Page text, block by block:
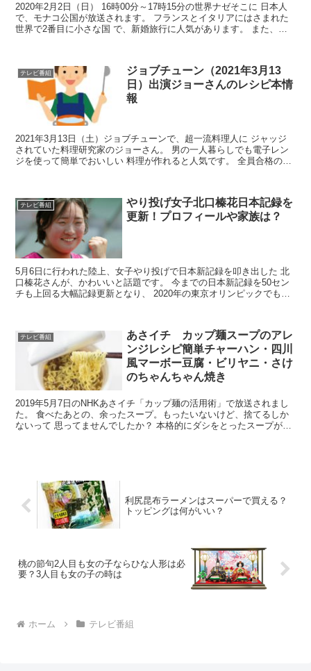
2020年2月2日（日） 16時00分～17時15分の世界ナゼそこに 日本人
で、モナコ公国が放送されます。 フランスとイタリアにはさまれた
世界で2番目に小さな国 で、新婚旅行に人気があります。 また、セ
テレビ番組
ジョブチューン（2021年3月13
日）出演ジョーさんのレシピ本情
報
2021年3月13日（土）ジョブチューンで、超一流料理人に ジャッジ
されていた料理研究家のジョーさん。 男の一人暮らしでも電子レン
ジを使って簡単でおいしい 料理が作れると人気です。 全員合格の料
テレビ番組
やり投げ女子北口榛花日本記録を
更新！プロフィールや家族は？
5月6日に行われた陸上、女子やり投げで日本新記録を叩き出した 北
口榛花さんが、かわいいと話題です。 今までの日本新記録を50セン
チも上回る大幅記録更新となり、 2020年の東京オリンピックでもメ
テレビ番組
あさイチ カップ麺スープのアレ
ンジレシピ簡単チャーハン・四川
風マーボー豆腐・ビリヤニ・さけ
のちゃんちゃん焼き
2019年5月7日のNHKあさイチ「カップ麺の活用術」で放送されまし
た。 食べたあとの、余ったスープ。もったいないけど、捨てるしか
ないって 思ってませんでしたか？ 本格的にダシをとったスープが増
利尻昆布ラーメンはスーパーで買える？
トッピングは何がいい？
桃の節句2人目も女の子ならひな人形は必
要？3人目も女の子の時は
ホーム テレビ番組